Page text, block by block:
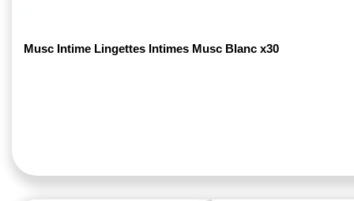
Musc Intime Lingettes Intimes Musc Blanc x30